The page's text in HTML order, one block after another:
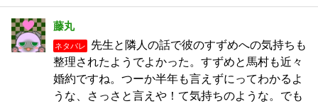
藤丸
ネタバレ
先生と隣人の話で彼のすずめへの気持ちも
整理されたようでよかった。すずめと馬村も近々
婚約ですね。つーか半年も言えずにってわかるよ
うな、さっさと言えや！て気持ちのような。でも